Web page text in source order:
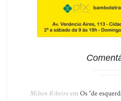
Milton Ribeiroem Os “de